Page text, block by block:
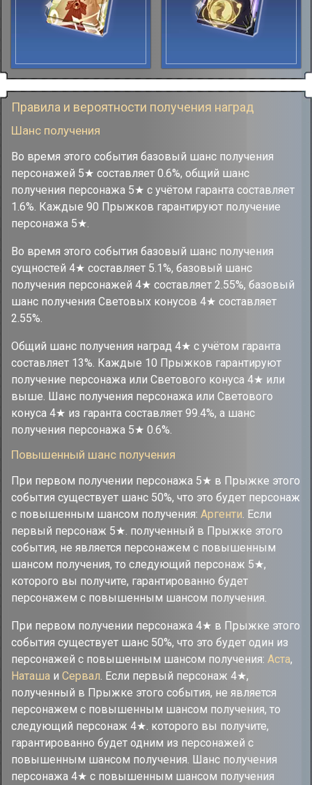
Правила и вероятности получения наград
Шанс получения
Во время этого события базовый шанс получения
персонажей 5★ составляет 0.6%, общий шанс
получения персонажа 5★ с учётом гаранта составляет
1.6%. Каждые 90 Прыжков гарантируют получение
персонажа 5★.
Во время этого события базовый шанс получения
сущностей 4★ составляет 5.1%, базовый шанс
получения персонажей 4★ составляет 2.55%, базовый
шанс получения Световых конусов 4★ составляет
2.55%.
Общий шанс получения наград 4★ с учётом гаранта
составляет 13%. Каждые 10 Прыжков гарантируют
получение персонажа или Светового конуса 4★ или
выше. Шанс получения персонажа или Светового
конуса 4★ из гаранта составляет 99.4%, а шанс
получения персонажа 5★ 0.6%.
Повышенный шанс получения
При первом получении персонажа 5★ в Прыжке этого
события существует шанс 50%, что это будет персонаж
с повышенным шансом получения: Аргенти. Если
первый персонаж 5★. полученный в Прыжке этого
события, не является персонажем с повышенным
шансом получения, то следующий персонаж 5★,
которого вы получите, гарантированно будет
персонажем с повышенным шансом получения.
При первом получении персонажа 4★ в Прыжке этого
события существует шанс 50%, что это будет один из
персонажей с повышенным шансом получения: Аста,
Наташа и Сервал. Если первый персонаж 4★,
полученный в Прыжке этого события, не является
персонажем с повышенным шансом получения, то
следующий персонаж 4★. которого вы получите,
гарантированно будет одним из персонажей с
повышенным шансом получения. Шанс получения
персонажа 4★ с повышенным шансом получения